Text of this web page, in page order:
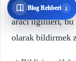
dörtsaatten fazla
aracı ilgilileri, bu
olarak bildirmek
Blog Rehberi ↓